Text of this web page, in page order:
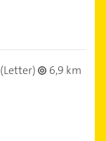
(Letter)
6,9 km